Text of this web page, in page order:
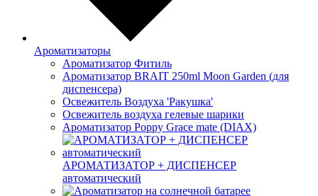
Ароматизаторы
Ароматизатор Фитиль
Ароматизатор BRAIT 250ml Moon Garden (для
диспенсера)
Освежитель Воздуха 'Ракушка'
Освежитель воздуха гелевые шарики
Ароматизатор Poppy Grace mate (DIAX)
АРОМАТИЗАТОР + ДИСПЕНСЕР
автоматический